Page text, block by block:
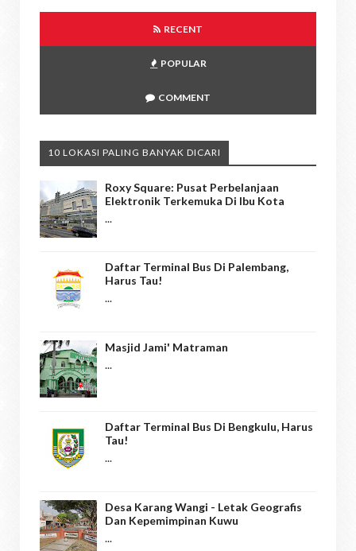
RECENT
POPULAR
COMMENT
10 LOKASI PALING BANYAK DICARI
Roxy Square: Pusat Perbelanjaan
Elektronik Terkemuka Di Ibu Kota
...
Daftar Terminal Bus Di Palembang,
Harus Tau!
...
Masjid Jami' Matraman
...
Daftar Terminal Bus Di Bengkulu, Harus
Tau!
...
Desa Karang Wangi - Letak Geografis
Dan Kepemimpinan Kuwu
...